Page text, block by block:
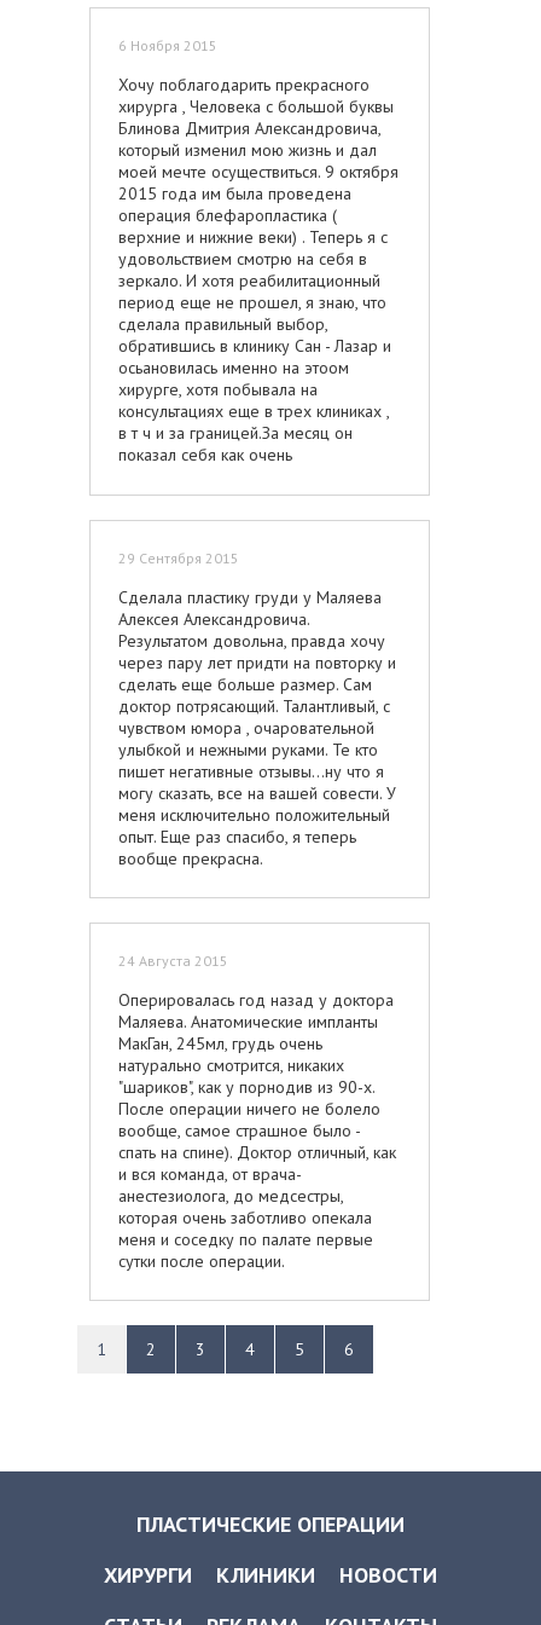
грудь, то и результат будет Вас
в комперссионке месяц, значит надо
ходить, если нельзя спать на боку 2
месяца, значит нельзя, если нельзя
ложиться на живот пол года, значит
нельзя. Вот, например, если мы
вылечили зуб или поставили зубной
имплант, мы же не спешим грызть им
орехи, так же и с грудью, предельная
аккуратность и бережное отношение
в течение года (именно столько
нужно импланту, чтобы "обрасти" и
встать на место) и все будет хорошо.
Удачи всем и здоровья!
6 Ноября 2015
Хочу поблагодарить прекрасного
хирурга , Человека с большой буквы
Блинова Дмитрия Александровича,
который изменил мою жизнь и дал
моей мечте осуществиться. 9 октября
2015 года им была проведена
операция блефаропластика (
верхние и нижние веки) . Теперь я с
удовольствием смотрю на себя в
зеркало. И хотя реабилитационный
период еще не прошел, я знаю, что
сделала правильный выбор,
обратившись в клинику Сан - Лазар и
осьановилась именно на этоом
хирурге, хотя побывала на
консультациях еще в трех клиниках ,
в т ч и за границей.За месяц он
показал себя как очень
прекрасный специалист , который
ведет своего пациента с первой
оказывая внимание, несмотря на то,
достаточно капризные и
требовательные. Хочу поблагодарить
всю команду клиники: анестезиолога,
медсестер, приветливых девушек на
ресепшн. Огромное спасибо, что вы
делаете людей счастливыми!!! Ну а
Дмитрий Александрович- хирург"
золотые руки".
29 Сентября 2015
Сделала пластику груди у Маляева
Алексея Александровича.
Результатом довольна, правда хочу
через пару лет придти на повторку и
сделать еще больше размер. Сам
доктор потрясающий. Талантливый, с
чувством юмора , очаровательной
улыбкой и нежными руками. Те кто
пишет негативные отзывы...ну что я
могу сказать, все на вашей совести. У
меня исключительно положительный
опыт. Еще раз спасибо, я теперь
вообще прекрасна.
24 Августа 2015
Оперировалась год назад у доктора
Маляева. Анатомические импланты
МакГан, 245мл, грудь очень
натурально смотрится, никаких
"шариков", как у порнодив из 90-х.
После операции ничего не болело
вообще, самое страшное было -
спать на спине). Доктор отличный, как
и вся команда, от врача-
анестезиолога, до медсестры,
которая очень заботливо опекала
меня и соседку по палате первые
сутки после операции.
1 2 3 4 5 6
ПЛАСТИЧЕСКИЕ ОПЕРАЦИИ
ХИРУРГИ
КЛИНИКИ
НОВОСТИ